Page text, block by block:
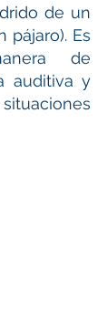
de un
pájaro). Es
de
auditiva y